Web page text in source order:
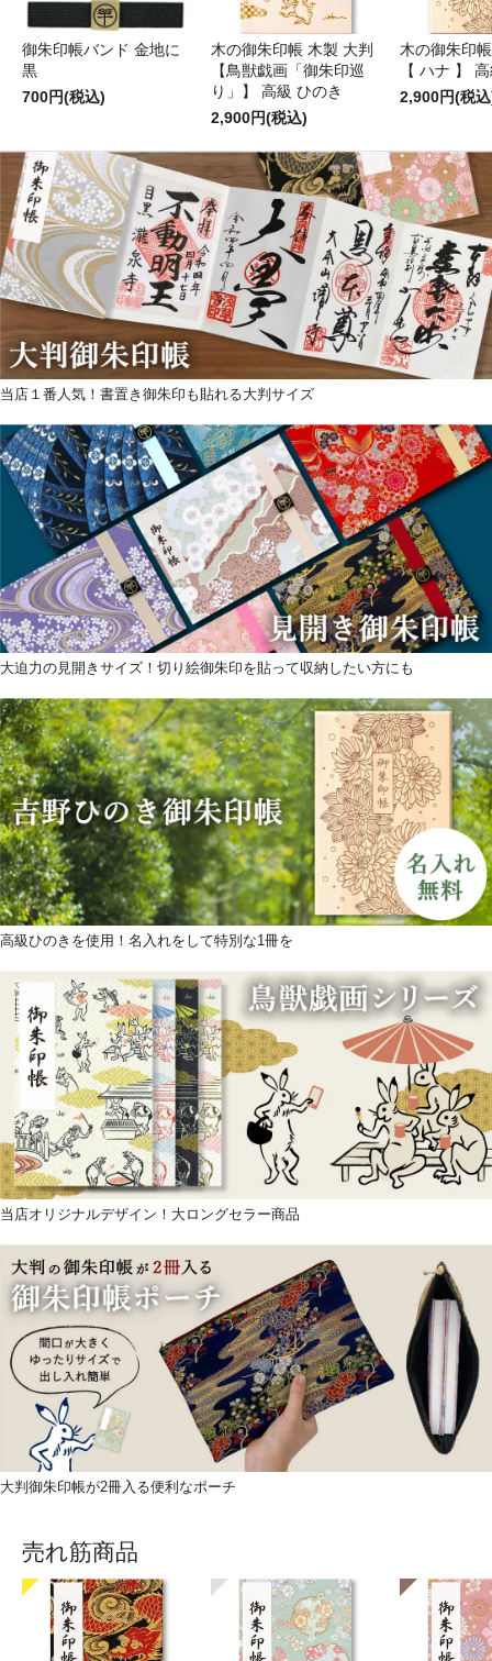
御朱印帳バンド 金地に
黒
700円(税込)
木の御朱印帳 木製 大判
【鳥獣戯画「御朱印巡
り」】 高級 ひのき
2,900円(税込)
木の御朱印
【 ハナ 】
2,900円(税
当店１番人気！書置き御朱印も貼れる大判サイズ
大迫力の見開きサイズ！切り絵御朱印を貼って収納したい方にも
高級ひのきを使用！名入れをして特別な1冊を
当店オリジナルデザイン！大ロングセラー商品
大判御朱印帳が2冊入る便利なポーチ
売れ筋商品